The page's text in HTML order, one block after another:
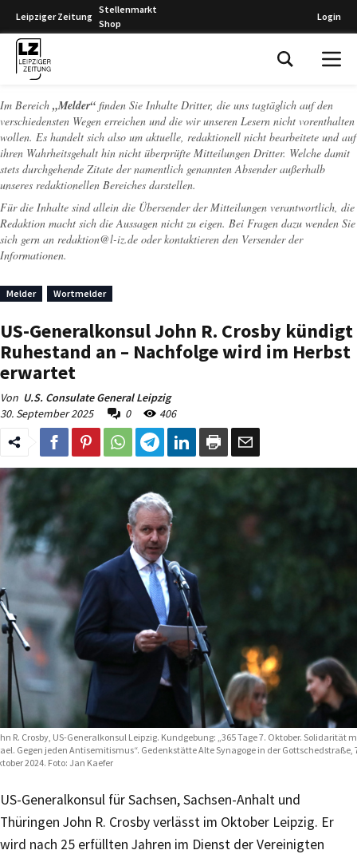
Leipziger Zeitung
Stellenmarkt
Shop
Login
Im Bereich „Melder“ finden Sie Inhalte Dritter, die uns tagtäglich auf den
verschiedensten Wegen erreichen und die wir unseren Lesern nicht vorenthalten
wollen. Es handelt sich also um aktuelle, redaktionell nicht bearbeitete und auf
ihren Wahrheitsgehalt hin nicht überprüfte Mitteilungen Dritter. Welche damit
stets durchgehende Zitate der namentlich genannten Absender außerhalb
unseres redaktionellen Bereiches darstellen.
Für die Inhalte sind allein die Übersender der Mitteilungen verantwortlich, die
Redaktion macht sich die Aussagen nicht zu eigen. Bei Fragen dazu wenden Sie
sich gern an redaktion@l-iz.de oder kontaktieren den Versender der
Informationen.
Melder Wortmelder
US-Generalkonsul John R. Crosby kündigt
Ruhestand an – Nachfolge wird im Herbst
erwartet
Von U.S. Consulate General Leipzig
30. September 2025
0 406
R. Crosby, US-Generalkonsul Leipzig. Kundgebung: „365 Tage 7. Oktober. Solidarität
Gegen jeden Antisemitismus“. Gedenkstätte Alte Synagoge in der Gottschedstraße,
2024. Foto: Jan Kaefer
US-Generalkonsul für Sachsen, Sachsen-Anhalt und
Thüringen John R. Crosby verlässt im Oktober Leipzig. Er
wird nach 25 erfüllten Jahren im Dienst der Vereinigten